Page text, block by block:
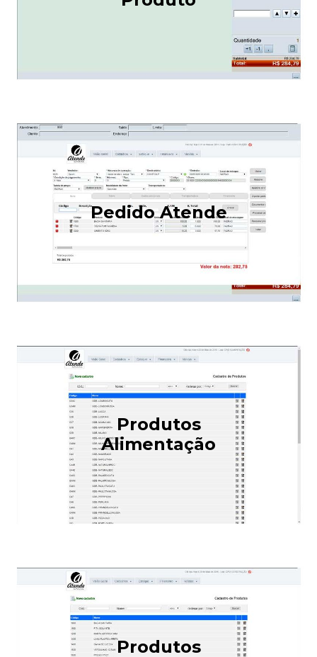
Pedido Atende
Produtos
Alimentação
Produtos